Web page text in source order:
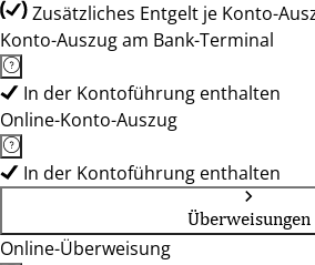
Zusätzliches Entgelt je Konto-
Konto-Auszug am Bank-Terminal
In der Kontoführung enthalten
Online-Konto-Auszug
In der Kontoführung enthalten
Überweisungen
Online-Überweisung